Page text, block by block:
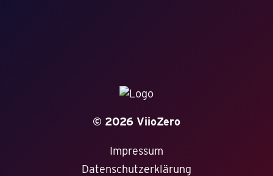
© 2026 ViioZero
Impressum
Datenschutzerklärung